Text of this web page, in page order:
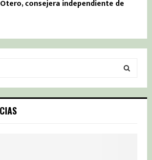
consejera independiente de
S